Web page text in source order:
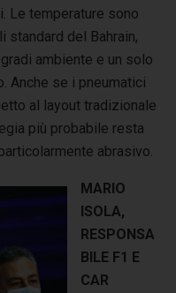
Le temperature sono
del Bahrain,
ambiente e un solo
Anche se i pneumatici
al layout tradizionale
più probabile resta
abrasivo.
MARIO
ISOLA,
RESPONSA
BILE F1 E
CAR